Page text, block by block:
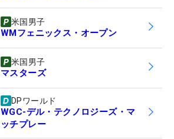
米国男子
WMフェニックス・オープン
米国男子
マスターズ
DPワールド
WGC-デル・テクノロジーズ・マ
ッチプレー